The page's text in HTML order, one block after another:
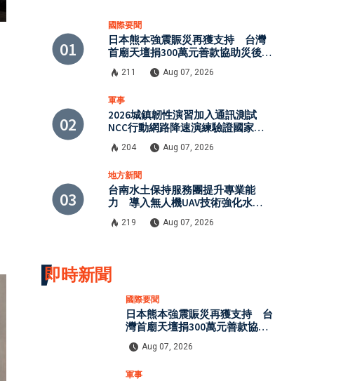
國際要聞
日本熊本強震賑災再獲支持 台灣
首廟天壇捐300萬元善款協助災後復
原
211 Aug 07, 2026
軍事
2026城鎮韌性演習加入通訊測試
NCC行動網路降速演練驗證國家通
訊防護能力
204 Aug 07, 2026
地方新聞
台南水土保持服務團提升專業能
力 導入無人機UAV技術強化水保
檢查與國土保育
219 Aug 07, 2026
即時新聞
國際要聞
日本熊本強震賑災再獲支持 台
灣首廟天壇捐300萬元善款協助
災後復原
Aug 07, 2026
軍事